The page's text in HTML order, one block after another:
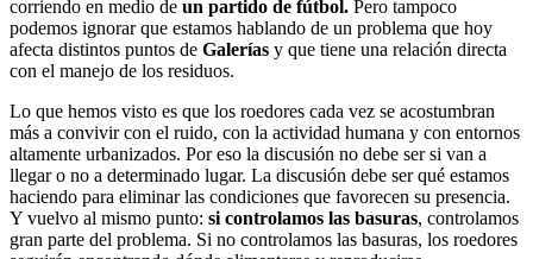
corriendo en medio de un partido de fútbol. Pero tampoco
podemos ignorar que estamos hablando de un problema que hoy
afecta distintos puntos de Galerías y que tiene una relación directa
con el manejo de los residuos.
Lo que hemos visto es que los roedores cada vez se acostumbran
más a convivir con el ruido, con la actividad humana y con entornos
altamente urbanizados. Por eso la discusión no debe ser si van a
llegar o no a determinado lugar. La discusión debe ser qué estamos
haciendo para eliminar las condiciones que favorecen su presencia.
Y vuelvo al mismo punto: si controlamos las basuras, controlamos
gran parte del problema. Si no controlamos las basuras, los roedores